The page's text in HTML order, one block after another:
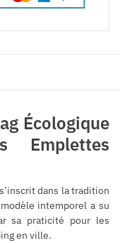
Écologique
dans la tradition
intemporel a su
sa praticité pour les
en ville.